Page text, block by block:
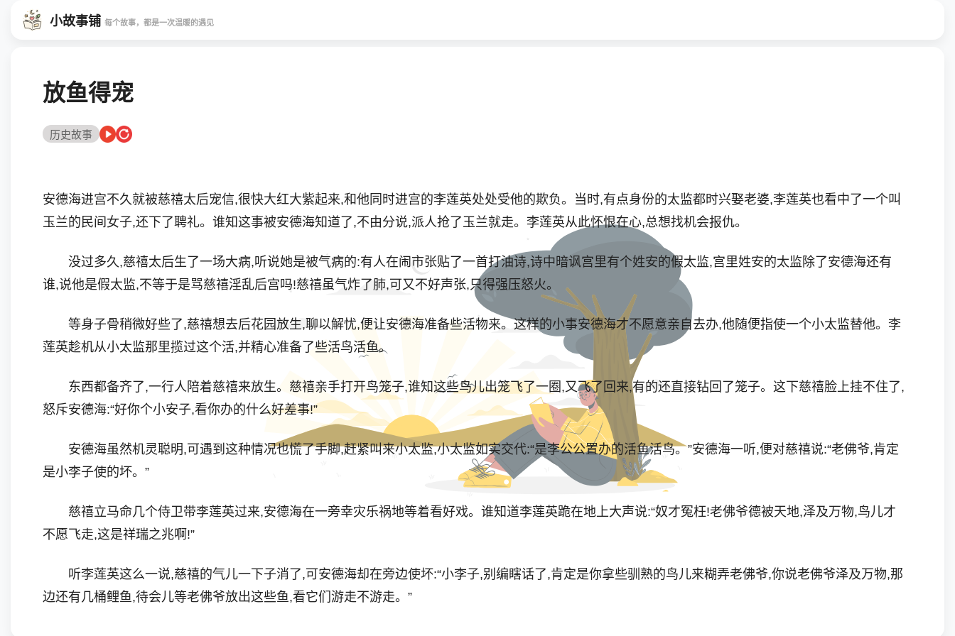
小故事铺 每个故事，都是一次温暖的遇见
放鱼得宠
历史故事
安德海进宫不久就被慈禧太后宠信,很快大红大紫起来,和他同时进宫的李莲英处处受他的欺负。当时,有点身份的太监都时兴娶老婆,李莲英也看中了一个叫
玉兰的民间女子,还下了聘礼。谁知这事被安德海知道了,不由分说,派人抢了玉兰就走。李莲英从此怀恨在心,总想找机会报仇。
没过多久,慈禧太后生了一场大病,听说她是被气病的:有人在闹市张贴了一首打油诗,诗中暗讽宫里有个姓安的假太监,宫里姓安的太监除了安德海还有
谁,说他是假太监,不等于是骂慈禧淫乱后宫吗!慈禧虽气炸了肺,可又不好声张,只得强压怒火。
等身子骨稍微好些了,慈禧想去后花园放生,聊以解忧,便让安德海准备些活物来。这样的小事安德海才不愿意亲自去办,他随便指使一个小太监替他。李
莲英趁机从小太监那里揽过这个活,并精心准备了些活鸟活鱼。
东西都备齐了,一行人陪着慈禧来放生。慈禧亲手打开鸟笼子,谁知这些鸟儿出笼飞了一圈,又飞了回来,有的还直接钻回了笼子。这下慈禧脸上挂不住了,
怒斥安德海:“好你个小安子,看你办的什么好差事!”
安德海虽然机灵聪明,可遇到这种情况也慌了手脚,赶紧叫来小太监,小太监如实交代:“是李公公置办的活鱼活鸟。”安德海一听,便对慈禧说:“老佛爷,肯定
是小李子使的坏。”
慈禧立马命几个侍卫带李莲英过来,安德海在一旁幸灾乐祸地等着看好戏。谁知道李莲英跪在地上大声说:“奴才冤枉!老佛爷德被天地,泽及万物,鸟儿才
不愿飞走,这是祥瑞之兆啊!”
听李莲英这么一说,慈禧的气儿一下子消了,可安德海却在旁边使坏:“小李子,别编瞎话了,肯定是你拿些驯熟的鸟儿来糊弄老佛爷,你说老佛爷泽及万物,那
边还有几桶鲤鱼,待会儿等老佛爷放出这些鱼,看它们游走不游走。”